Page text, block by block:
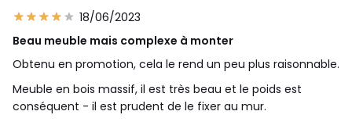
18/06/2023
Beau meuble mais complexe à monter
Obtenu en promotion, cela le rend un peu plus raisonnable.
Meuble en bois massif, il est très beau et le poids est
conséquent - il est prudent de le fixer au mur.